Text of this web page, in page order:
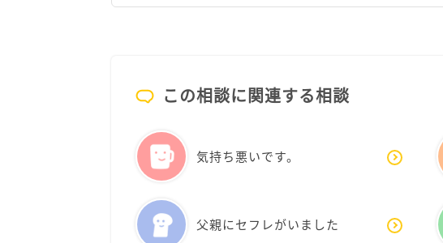
この相談に関連する相談
気持ち悪いです。
父親にセフレがいました